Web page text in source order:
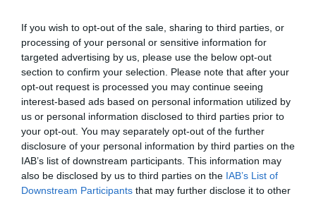
If you wish to opt-out of the sale, sharing to third parties, or
processing of your personal or sensitive information for
targeted advertising by us, please use the below opt-out
section to confirm your selection. Please note that after your
opt-out request is processed you may continue seeing
interest-based ads based on personal information utilized by
us or personal information disclosed to third parties prior to
your opt-out. You may separately opt-out of the further
disclosure of your personal information by third parties on the
IAB’s list of downstream participants. This information may
also be disclosed by us to third parties on the IAB’s List of
Downstream Participants that may further disclose it to other